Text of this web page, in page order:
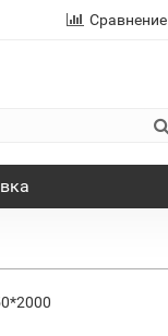
Сравнение